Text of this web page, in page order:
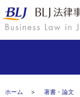
ホーム
著書・論文